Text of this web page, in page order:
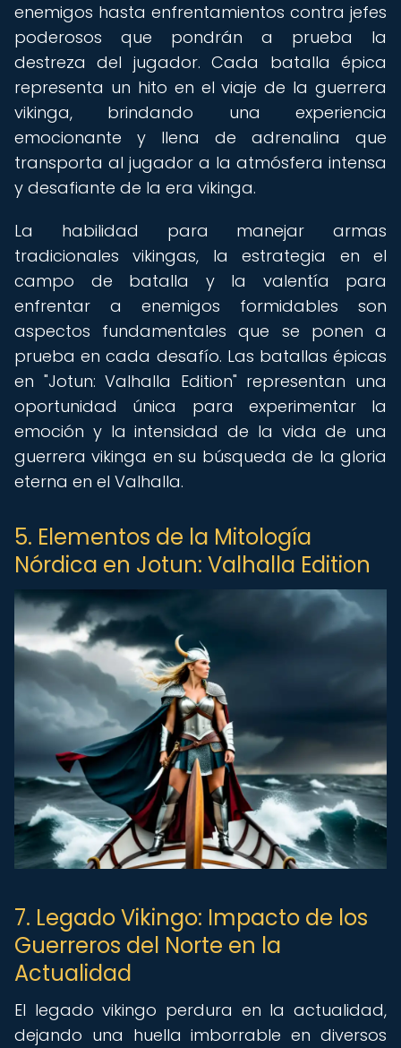
enemigos hasta enfrentamientos contra jefes
poderosos que pondrán a prueba la
destreza del jugador. Cada batalla épica
representa un hito en el viaje de la guerrera
vikinga, brindando una experiencia
emocionante y llena de adrenalina que
transporta al jugador a la atmósfera intensa
y desafiante de la era vikinga.
La habilidad para manejar armas
tradicionales vikingas, la estrategia en el
campo de batalla y la valentía para
enfrentar a enemigos formidables son
aspectos fundamentales que se ponen a
prueba en cada desafío. Las batallas épicas
en "Jotun: Valhalla Edition" representan una
oportunidad única para experimentar la
emoción y la intensidad de la vida de una
guerrera vikinga en su búsqueda de la gloria
eterna en el Valhalla.
5. Elementos de la Mitología
Nórdica en Jotun: Valhalla Edition
7. Legado Vikingo: Impacto de los
Guerreros del Norte en la
Actualidad
El legado vikingo perdura en la actualidad,
dejando una huella imborrable en diversos